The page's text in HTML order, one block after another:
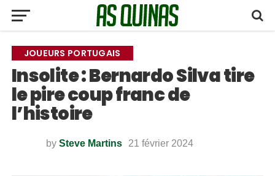
JOUEURS PORTUGAIS
Insolite : Bernardo Silva tire
le pire coup franc de
l’histoire
by Steve Martins 21 février 2024